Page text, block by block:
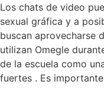
Los chats de video
sexual gráfica y a
buscan aprovecharse
utilizan Omegle
de la escuela como
fuertes . Es